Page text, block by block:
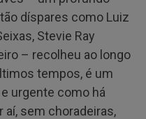
díspares como Luiz
Stevie Ray
– recolheu ao longo
tempos, é um
urgente como há
aí, sem choradeiras,